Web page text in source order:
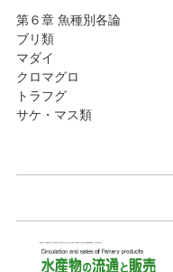
第６章 魚種別各論
ブリ類
マダイ
クロマグロ
トラフグ
サケ・マス類